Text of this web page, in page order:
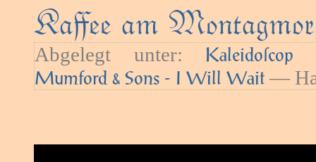
Kaﬀee am
Abgelegt unter: Kaleidoſcop
Mumford & Sons - I Will Wait —